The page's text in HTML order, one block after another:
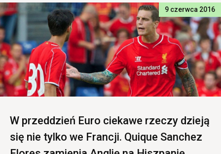
9 czerwca 2016
W przeddzień Euro ciekawe rzeczy dzieją
się nie tylko we Francji. Quique Sanchez